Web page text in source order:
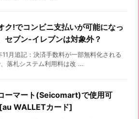
ク!でコンビニ支払いが可能になっ
セブン-イレブンは対象外？
11月追記：決済手数料が一部無料化される
落札システム利用料は改 ...
ーマート(Seicomart)で使用可
WALLETカード]